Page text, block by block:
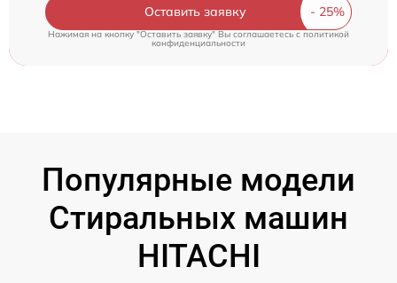
Оставить заявку
Нажимая на кнопку "Оставить заявку" Вы соглашаетесь cполитикой
конфиденциальности
Популярные модели
Стиральных машин
HITACHI